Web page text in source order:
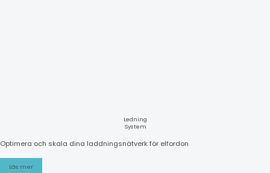
Ledning
System
Optimera och skala dina laddningsnätverk för elfordon
Läs mer